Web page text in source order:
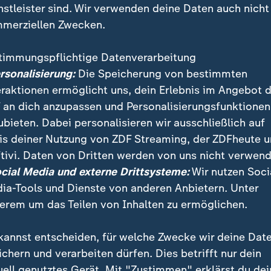
am 1. Januar 2026 die EU-Ratspräsidentschaft
nutzen, um die Europäer im Nahen Osten
sind. Wir verwenden deine Daten auch nicht
Zwecken.
Datenverarbeitung
Die Speicherung von bestimmten
ermöglicht uns, dein Erlebnis im Angebot
an dich anzupassen und Personalisierungsfunktionen
Dabei personalisieren wir ausschließlich auf
deiner Nutzung von ZDF Streaming, der ZDFheute
Daten von Dritten werden von uns nicht
Media und externe Drittsysteme:Wir nutzen
Tools und Dienste von anderen Anbietern. Unter
um das Teilen von Inhalten zu ermöglichen.
entscheiden, für welche Zwecke wir deine
und verarbeiten dürfen. Dies betrifft nur dein